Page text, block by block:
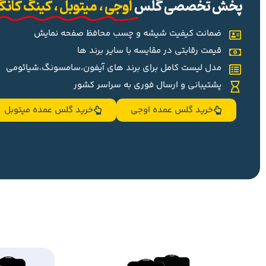
پخش تخصصی گلساوجی ، میتوبل ، کینگ
ضمانت کیفیت شیشه و چسب محافظ صفحه نمایش
قیمت رقابتی در مقایسه با سایر برند ها
مدل لیست کامل برای برند های آیفون،سامسونگ،شیائومی
پشتیبانی و ارسال فوری به سراسر کشور
خرید گلس عمده اوجی
خرید گلس عمده میتوبل